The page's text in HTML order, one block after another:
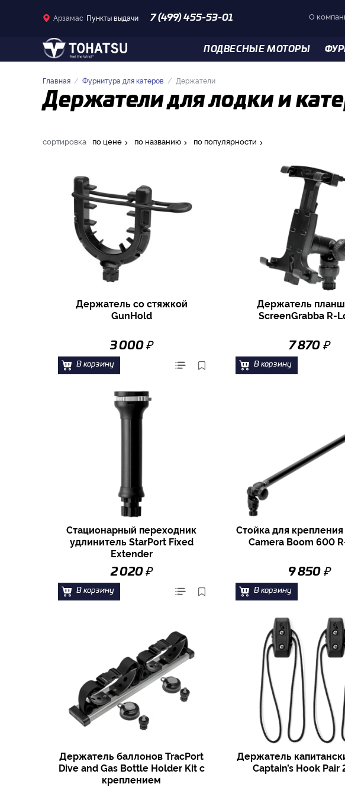
Арзамас Пункты выдачи 7 (499) 455-53-01 О
ПОДВЕСНЫЕ МОТОРЫ
Главная Фурнитура для катеров Держатели
Держатели для лодки и
сортировка по цене по названию по популярности
Держатель со стяжкой
GunHold
3 000 ₽
В корзину
Держатель
ScreenGrabba R-
7 870 ₽
В корзину
Стационарный переходник
удлинитель StarPort Fixed
Extender
2 020 ₽
В корзину
Стойка для
Camera Boom 600
9 850 ₽
В корзину
Держатель баллонов TracPort
Dive and Gas Bottle Holder Kit с
креплением
Держатель
Captain’s Hook Pair